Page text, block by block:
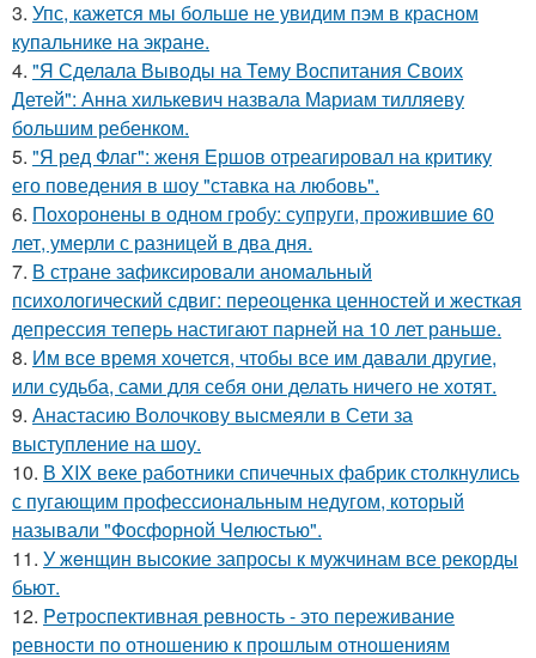
3. Упс, кажется мы больше не увидим пэм в красном
купальнике на экране.
4. "Я Сделала Выводы на Тему Воспитания Своих
Детей": Анна хилькевич назвала Мариам тилляеву
большим ребенком.
5. "Я ред Флаг": женя Ершов отреагировал на критику
его поведения в шоу "ставка на любовь".
6. Похоронены в одном гробу: супруги, прожившие 60
лет, умерли с разницей в два дня.
7. В стране зафиксировали аномальный
психологический сдвиг: переоценка ценностей и жесткая
депрессия теперь настигают парней на 10 лет раньше.
8. Им все время хочется, чтобы все им давали другие,
или судьба, сами для себя они делать ничего не хотят.
9. Анастасию Волочкову высмеяли в Сети за
выступление на шоу.
10. В XIX веке работники спичечных фабрик столкнулись
с пугающим профессиональным недугом, который
называли "Фосфорной Челюстью".
11. У жeнщин выcoкие запросы к мужчинам все рекорды
бьют.
12. Peтроспективная ревность - это переживание
ревности по отношению к прошлым отношениям